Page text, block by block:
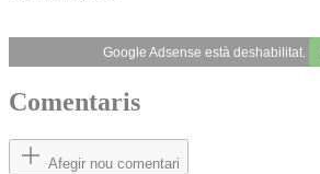
Google Adsense està deshabilitat.
Comentaris
Afegir nou comentari